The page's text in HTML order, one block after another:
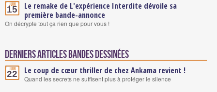
Juin
15
Le remake de L'expérience Interdite dévoile sa
première bande-annonce
On décrypte tout ça rien que pour vous !
Derniers articles Bandes Dessinées
Juin
22 Le coup de cœur thriller de chez Ankama revient !
Quand les secrets ne suffisent plus à protéger le silence